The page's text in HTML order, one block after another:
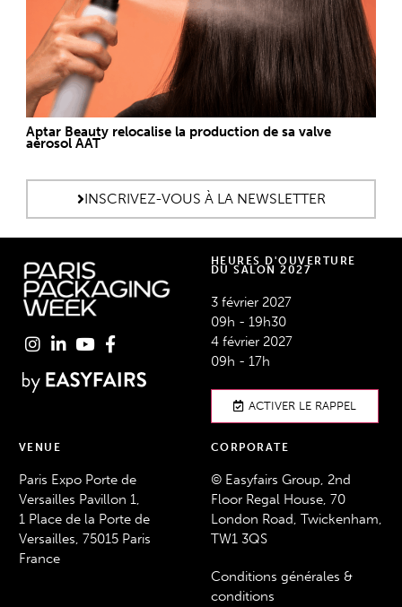
Aptar Beauty relocalise la production de sa valve
aérosol AAT
INSCRIVEZ-VOUS À LA NEWSLETTER
HEURES D'OUVERTURE
DU SALON 2027
3 février 2027
09h - 19h30
4 février 2027
09h - 17h
ACTIVER LE RAPPEL
VENUE
Paris Expo Porte de
Versailles Pavillon 1,
1 Place de la Porte de
Versailles, 75015 Paris
France
CORPORATE
© Easyfairs Group, 2nd
Floor Regal House, 70
London Road, Twickenham,
TW1 3QS
Conditions générales &
conditions